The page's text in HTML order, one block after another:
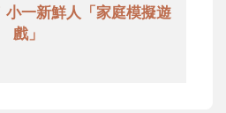
一新鮮人「家庭模擬遊
戲」